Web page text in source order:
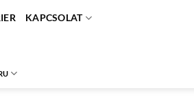
KAPCSOLAT